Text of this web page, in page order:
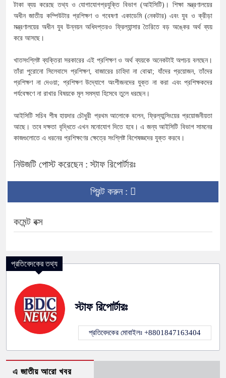
টাকা ব্যয় করেছে তথ্য ও যোগাযোগপ্রযুক্তি বিভাগ (আইসিটি)। শিক্ষা মন্ত্রণালয়ের
অধীন জাতীয় কম্পিউটার প্রশিক্ষণ ও গবেষণা একাডেমি (নেকটার) এবং যুব ও ক্রীড়া
মন্ত্রণালয়ের অধীন যুব উন্নয়ন অধিদপ্তরও ফ্রিল্যান্সার তৈরিতে বড় অঙ্কের অর্থ ব্যয়
করে আসছে।
খাতসংশ্লিষ্ট ব্যক্তিরা সরকারের এই প্রশিক্ষণ ও অর্থ ব্যয়কে অনেকটাই অপচয় বলছেন।
তাঁরা পুরোনো সিলেবাসে প্রশিক্ষণ, বাজারের চাহিদা না বোঝা; যাঁদের প্রয়োজন, তাঁদের
প্রশিক্ষণ না দেওয়া; প্রশিক্ষণ উদ্যোগে অংশীজনদের যুক্ত না করা এবং প্রশিক্ষকদের
পর্যবেক্ষণে না রাখার বিষয়কে মূল সমস্যা হিসেবে তুলে ধরছেন।
আইসিটি সচিব শীষ হায়দার চৌধুরী প্রথম আলোকে বলেন, ফ্রিল্যান্সিংয়ের প্রয়োজনীয়তা
আছে। তবে দক্ষতা বৃদ্ধিতে এখন মনোযোগ দিতে হবে। এ জন্য আইসিটি বিভাগ সামনের
কাজগুলোতে এ ধরনের প্রশিক্ষণের ক্ষেত্রে সংশ্লিষ্ট বিশেষজ্ঞদের যুক্ত করবে।
নিউজটি পোস্ট করেছেন : স্টাফ রিপোর্টারঃ
প্রিন্ট করুন :
কমেন্ট বক্স
প্রতিবেদকের তথ্য
স্টাফ রিপোর্টারঃ
প্রতিবেদকের মোবাইলঃ +8801847163404
এ জাতীয় আরো খবর